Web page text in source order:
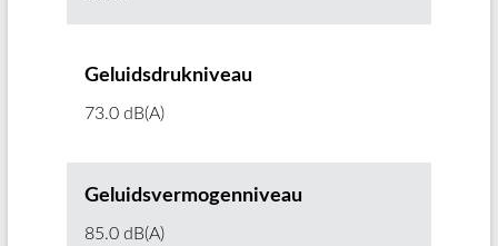
Geluidsdrukniveau
73.0 dB(A)
Geluidsvermogenniveau
85.0 dB(A)